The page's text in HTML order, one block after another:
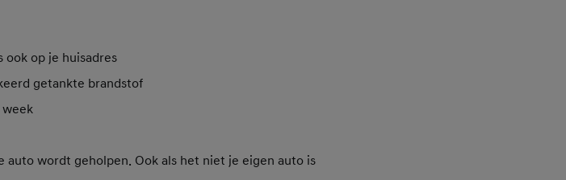
ook op je huisadres
getankte brandstof
auto wordt geholpen. Ook als het niet je eigen auto is